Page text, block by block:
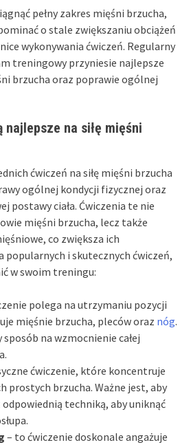
pełny zakres mięśni brzucha,
o stale zwiększaniu obciążeń
wykonywania ćwiczeń. Regularny
treningowy przyniesie najlepsze
brzucha oraz poprawie ogólnej
na siłę mięśni
ćwiczeń na siłę mięśni brzucha
ogólnej kondycji fizycznej oraz
postawy ciała. Ćwiczenia te nie
mięśni brzucha, lecz także
co zwiększa ich
popularnych i skutecznych ćwiczeń,
w swoim treningu:
polega na utrzymaniu pozycji
mięśnie brzucha, pleców oraz nóg.
na wzmocnienie całej
ćwiczenie, które koncentruje
prostych brzucha. Ważne jest, aby
odpowiednią techniką, aby uniknąć
– to ćwiczenie doskonale angażuje